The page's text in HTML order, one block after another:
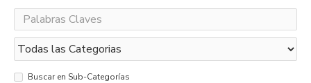
Buscar en Sub-Categorías